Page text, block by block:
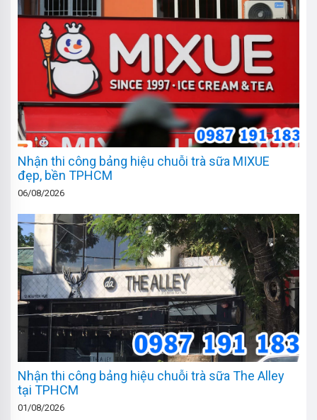
Nhận thi công bảng hiệu chuỗi trà sữa MIXUE
đẹp, bền TPHCM
06/08/2026
Nhận thi công bảng hiệu chuỗi trà sữa The Alley
tại TPHCM
01/08/2026